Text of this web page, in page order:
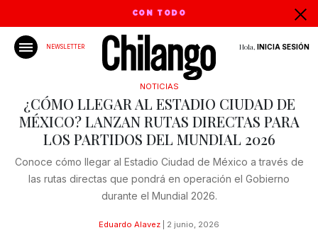
CON TODO
NEWSLETTER Hola, INICIA SESIÓN
NOTICIAS
¿CÓMO LLEGAR AL ESTADIO CIUDAD DE
MÉXICO? LANZAN RUTAS DIRECTAS PARA
LOS PARTIDOS DEL MUNDIAL 2026
Conoce cómo llegar al Estadio Ciudad de México a través de
las rutas directas que pondrá en operación el Gobierno
durante el Mundial 2026.
Eduardo Alavez 2 junio, 2026